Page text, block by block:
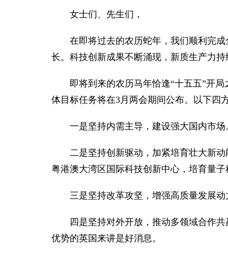
女士们、先生们，
在即将过去的农历蛇年，我们顺利完
长。科技创新成果不断涌现，新质生产力
即将到来的农历马年恰逢“十五五”开
体目标任务将在3月两会期间公布。以下四
一是坚持内需主导，建设强大国内市
二是坚持创新驱动，加紧培育壮大新
粤港澳大湾区国际科技创新中心，培育量
三是坚持改革攻坚，增强高质量发展
四是坚持对外开放，推动多领域合作
优势的英国来讲是好消息。